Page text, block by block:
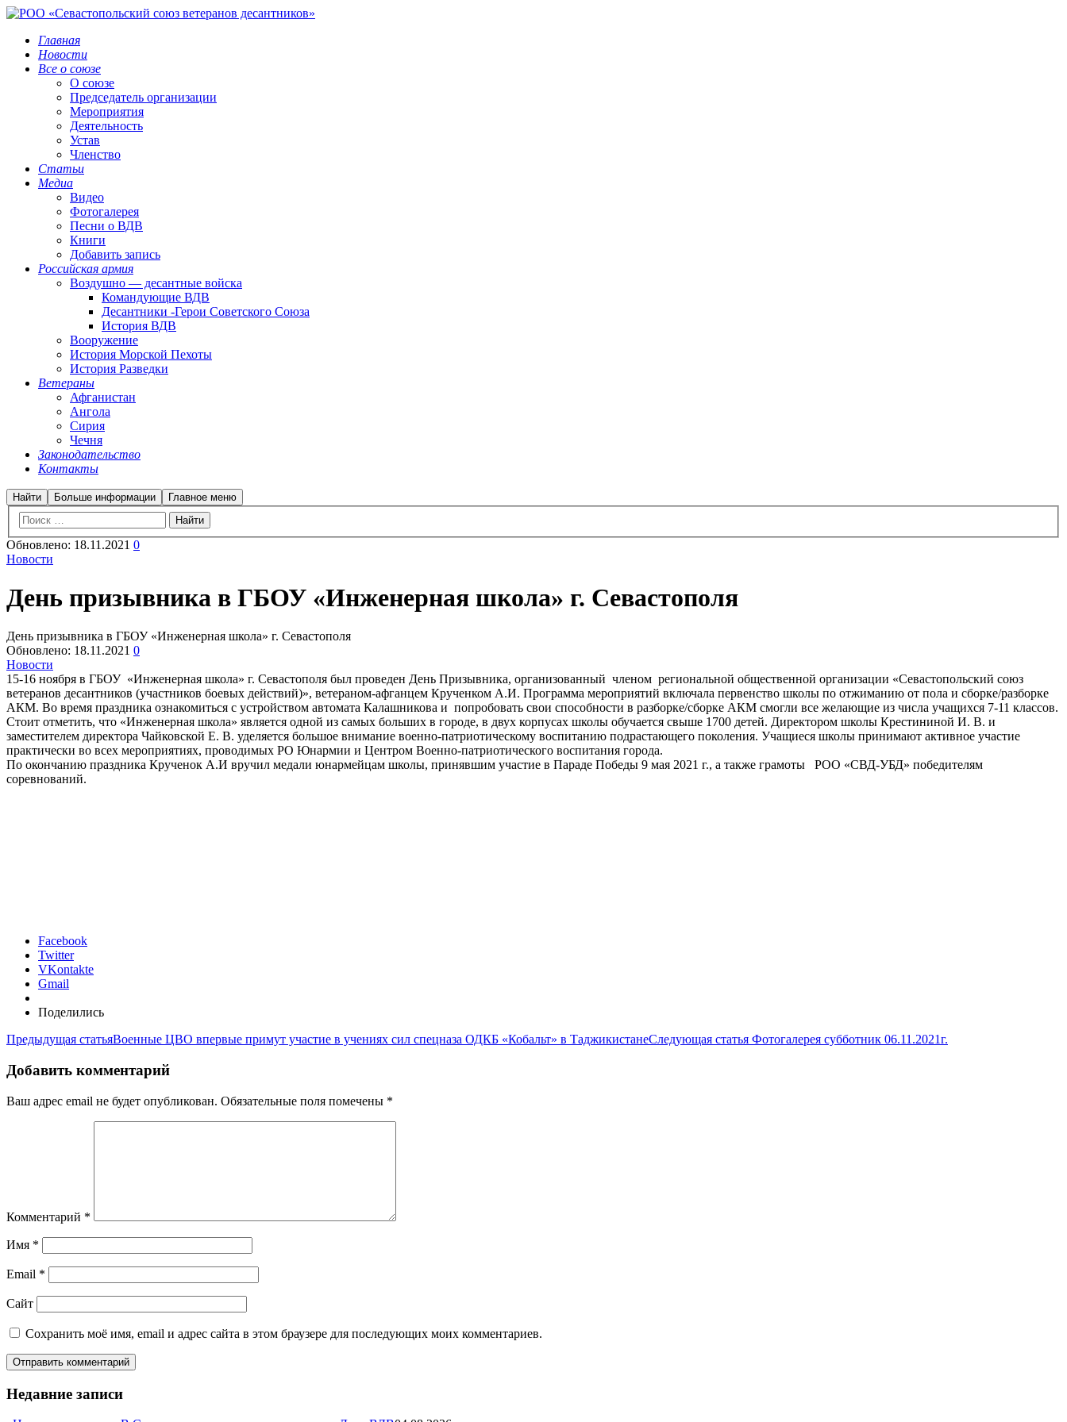
Главная
Новости
Все о союзе
О союзе
Председатель организации
Мероприятия
Деятельность
Устав
Членство
Статьи
Медиа
Видео
Фотогалерея
Песни о ВДВ
Книги
Добавить запись
Российская армия
Воздушно — десантные войска
Командующие ВДВ
Десантники -Герои Советского Союза
История ВДВ
Вооружение
История Морской Пехоты
История Разведки
Ветераны
Афганистан
Ангола
Сирия
Чечня
Законодательство
Контакты
Найти Больше информации Главное меню
Обновлено: 18.11.2021 0
Новости
День призывника в ГБОУ «Инженерная школа» г. Севастополя
День призывника в ГБОУ «Инженерная школа» г. Севастополя
Обновлено: 18.11.2021 0
Новости
15-16 ноября в ГБОУ «Инженерная школа» г. Севастополя был проведен День Призывника, организованный членом региональной общественной организации «Севастопольский союз
ветеранов десантников (участников боевых действий)», ветераном-афганцем Крученком А.И. Программа мероприятий включала первенство школы по отжиманию от пола и сборке/разборке
АКМ. Во время праздника ознакомиться с устройством автомата Калашникова и попробовать свои способности в разборке/сборке АКМ смогли все желающие из числа учащихся 7-11 классов.
Стоит отметить, что «Инженерная школа» является одной из самых больших в городе, в двух корпусах школы обучается свыше 1700 детей. Директором школы Крестининой И. В. и
заместителем директора Чайковской Е. В. уделяется большое внимание военно-патриотическому воспитанию подрастающего поколения. Учащиеся школы принимают активное участие
практически во всех мероприятиях, проводимых РО Юнармии и Центром Военно-патриотического воспитания города.
По окончанию праздника Крученок А.И вручил медали юнармейцам школы, принявшим участие в Параде Победы 9 мая 2021 г., а также грамоты РОО «СВД-УБД» победителям
соревнований.
Facebook
Twitter
VKontakte
Gmail
Поделились
Предыдущая статьяВоенные ЦВО впервые примут участие в учениях сил спецназа ОДКБ «Кобальт» в ТаджикистанеСледующая статья Фотогалерея субботник 06.11.2021г.
Добавить комментарий
Ваш адрес email не будет опубликован. Обязательные поля помечены *
Комментарий *
Имя *
Email *
Сайт
Сохранить моё имя, email и адрес сайта в этом браузере для последующих моих комментариев.
Недавние записи